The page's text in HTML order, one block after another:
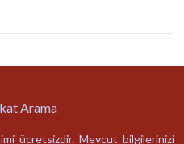
ücretsizdir. Mevcut bilgilerinizi